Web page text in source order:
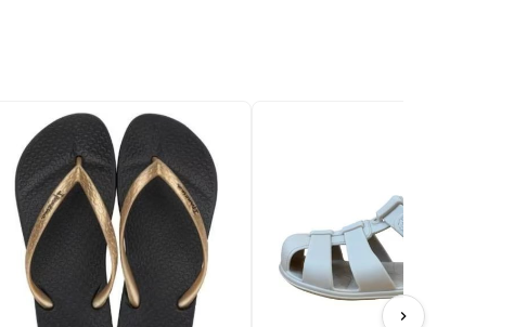
chevron_right